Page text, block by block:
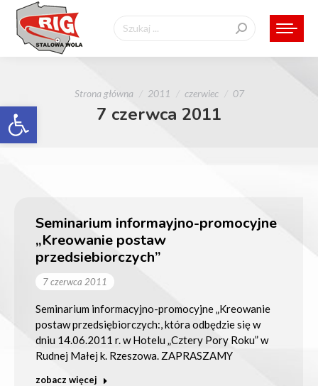
Otwórz pasek narzędzi
Szukaj:
Jesteś tutaj:
Strona główna 2011 czerwiec 07
7 czerwca 2011
Seminarium informayjno-promocyjne
„Kreowanie postaw
przedsiebiorczych”
7 czerwca 2011
Seminarium informacyjno-promocyjne „Kreowanie
postaw przedsiębiorczych:, która odbędzie się w
dniu 14.06.2011 r. w Hotelu „Cztery Pory Roku” w
Rudnej Małej k. Rzeszowa. ZAPRASZAMY
zobacz więcej